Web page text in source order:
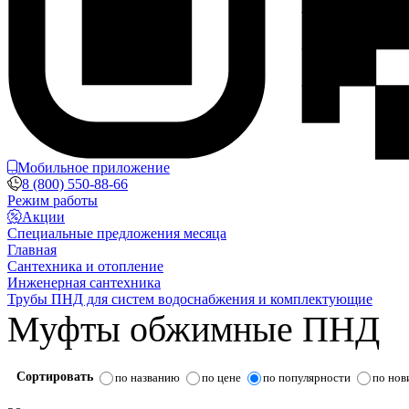
Мобильное приложение
8 (800) 550-88-66
Режим работы
Акции
Специальные предложения месяца
Главная
Сантехника и отопление
Инженерная сантехника
Трубы ПНД для систем водоснабжения и комплектующие
Муфты обжимные ПНД
Сортировать по названию по цене по популярности по